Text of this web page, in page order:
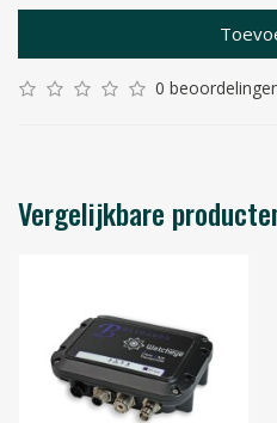
0
Vergelijkbare